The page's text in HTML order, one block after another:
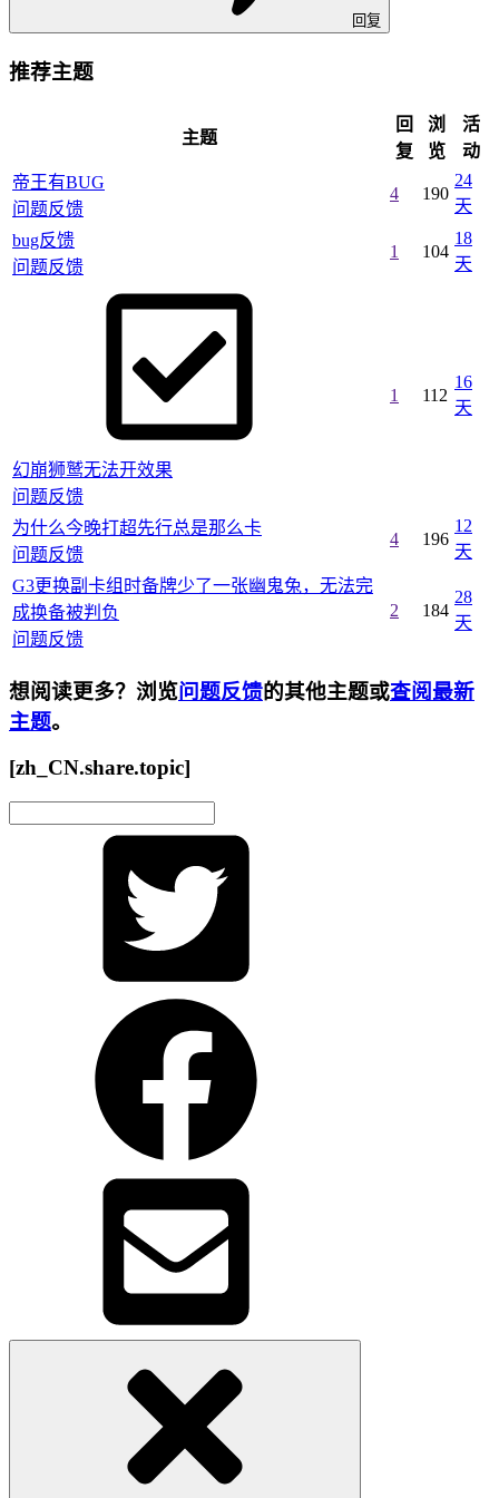
回复
推荐主题
主题
回
复
浏
览
活
动
帝王有BUG
问题反馈
4 190
24
天
bug反馈
问题反馈
1 104
18
天
幻崩狮鹫无法开效果
问题反馈
1 112
16
天
为什么今晚打超先行总是那么卡
问题反馈
4 196
12
天
G3更换副卡组时备牌少了一张幽鬼兔，无法完
成换备被判负
问题反馈
2 184
28
天
想阅读更多？浏览问题反馈的其他主题或查阅最新
主题。
[zh_CN.share.topic]